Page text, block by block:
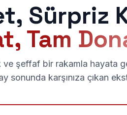
Sürpriz
Tam
ve şeffaf bir rakamla hayata
sonunda karşınıza çıkan